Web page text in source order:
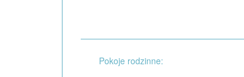
Pokoje rodzinne: